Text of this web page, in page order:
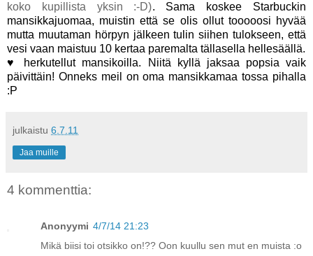
koko kupillista yksin :-D). Sama koskee Starbuckin
mansikkajuomaa, muistin että se olis ollut tooooosi hyvää
mutta muutaman hörpyn jälkeen tulin siihen tulokseen, että
vesi vaan maistuu 10 kertaa paremalta tällasella hellesäällä.
♥ herkutellut mansikoilla. Niitä kyllä jaksaa popsia vaik
päivittäin! Onneks meil on oma mansikkamaa tossa pihalla
:P
julkaistu 6.7.11
Jaa muille
4 kommenttia:
Anonyymi 4/7/14 21:23
Mikä biisi toi otsikko on!?? Oon kuullu sen mut en muista :o